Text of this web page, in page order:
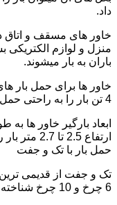
داد.
خاور های مسقف و اتاق
منزل و لوازم الکتریکی
باران به بار میشوند.
خاور ها برای حمل بار
4 تن بار را به راحتی حمل میکنند.
ارتفاع 2.5 تا 2.7 متر بار را به راحتی میتوان روی آنها قرار داد.
حمل بار با تک و جفت
تک و جفت از قدیمی
6 چرخ و 10 چرخ شناخته میشوند.